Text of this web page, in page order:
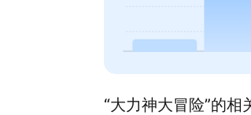
“大力神大冒险”的